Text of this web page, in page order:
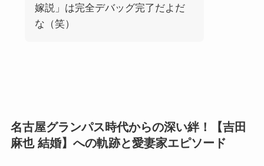
嫁説」は完全デバッグ完了だよだ
な（笑）
名古屋グランパス時代からの深い絆！【吉田
麻也 結婚】への軌跡と愛妻家エピソード